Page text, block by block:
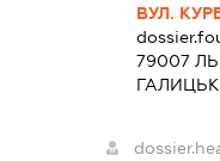
ВУЛ.
79007